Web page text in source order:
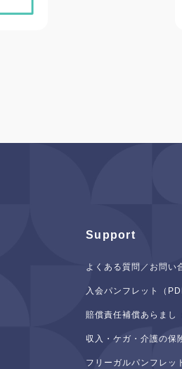
Support
よくある質問／お問い
入会パンフレット（
賠償責任補償あらまし
収入・ケガ・介護の保
フリーガルパンフレッ